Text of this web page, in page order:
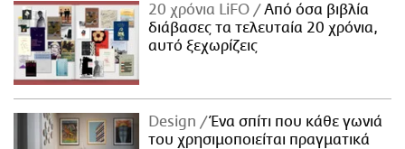
20 χρόνια LiFO
Από όσα βιβλία
διάβασες τα τελευταία 20 χρόνια,
αυτό ξεχωρίζεις
Design
Ένα σπίτι που κάθε γωνιά
του χρησιμοποιείται πραγματικά